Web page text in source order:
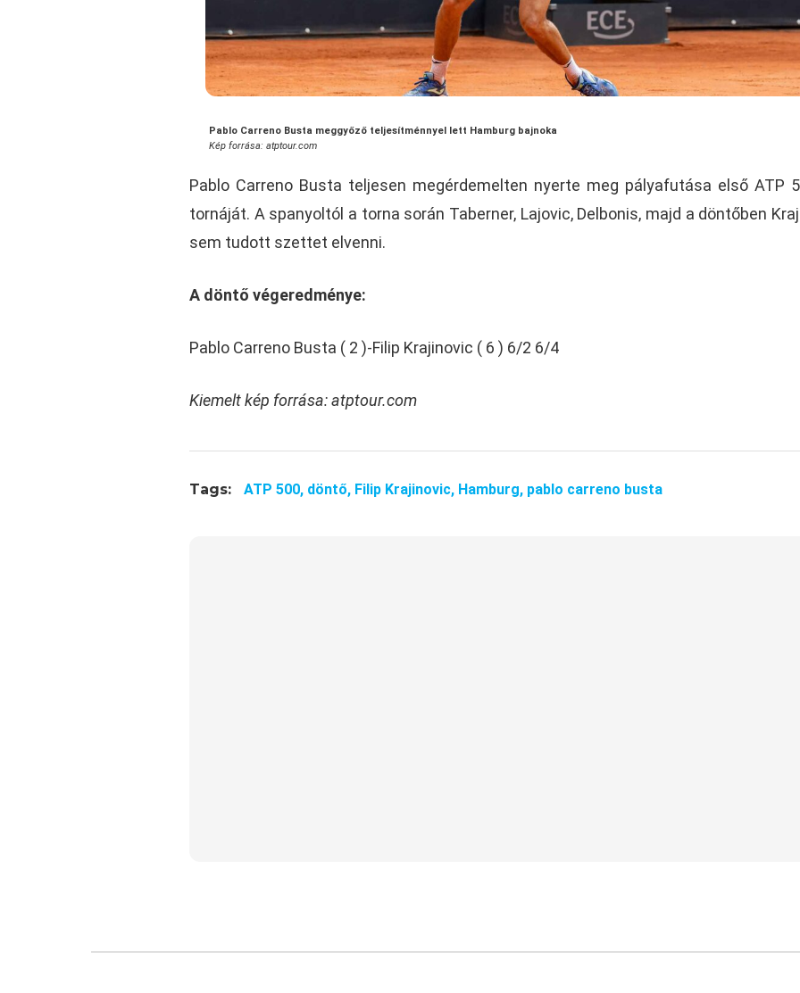
Pablo Carreno Busta meggyőző teljesítménnyel lett Hamburg bajnoka
Kép forrása: atptour.com
Pablo Carreno Busta teljesen megérdemelten nyerte meg pályafutása első ATP
tornáját. A spanyoltól a torna során Taberner, Lajovic, Delbonis, majd a döntőben
sem tudott szettet elvenni.
A döntő végeredménye:
Pablo Carreno Busta ( 2 )-Filip Krajinovic ( 6 ) 6/2 6/4
Kiemelt kép forrása: atptour.com
Tags: ATP 500, döntő, Filip Krajinovic, Hamburg, pablo carreno busta